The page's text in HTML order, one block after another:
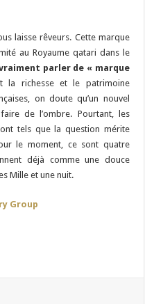
laisse rêveurs. Cette marque
au Royaume qatari dans le
parler de « marque
la richesse et le patrimoine
on doute qu’un nouvel
de l’ombre. Pourtant, les
tels que la question mérite
le moment, ce sont quatre
déjà comme une douce
Mille et une nuit.
Group